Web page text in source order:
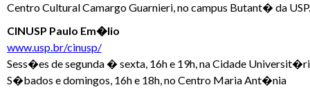
Centro Cultural Camargo Guarnieri, no campus Butant� da USP.
CINUSP Paulo Em�lio
www.usp.br/cinusp/
Sess�es de segunda � sexta, 16h e 19h, na Cidade
S�bados e domingos, 16h e 18h, no Centro Maria Ant�nia